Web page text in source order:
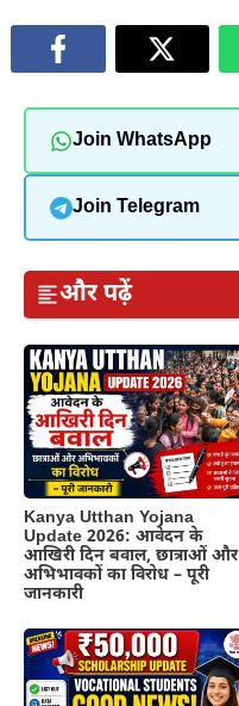
Join WhatsApp
Join Telegram
और पढ़ें
Kanya Utthan Yojana
Update 2026: आवेदन के
आखिरी दिन बवाल, छात्राओं और
अभिभावकों का विरोध – पूरी
जानकारी